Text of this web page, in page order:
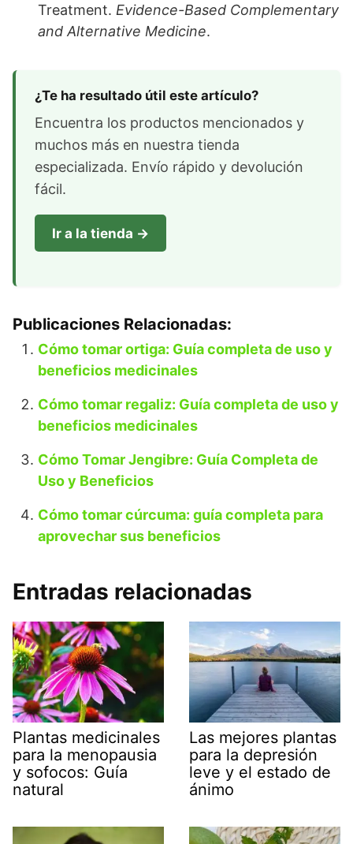
Treatment. Evidence-Based Complementary
and Alternative Medicine.
¿Te ha resultado útil este artículo?
Encuentra los productos mencionados y
muchos más en nuestra tienda
especializada. Envío rápido y devolución
fácil.
Ir a la tienda →
Publicaciones Relacionadas:
Cómo tomar ortiga: Guía completa de uso y
beneficios medicinales
Cómo tomar regaliz: Guía completa de uso y
beneficios medicinales
Cómo Tomar Jengibre: Guía Completa de
Uso y Beneficios
Cómo tomar cúrcuma: guía completa para
aprovechar sus beneficios
Entradas relacionadas
Plantas medicinales
para la menopausia
y sofocos: Guía
natural
Las mejores plantas
para la depresión
leve y el estado de
ánimo